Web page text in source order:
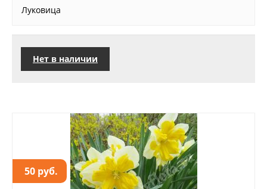
Луковица
Нет в наличии
50 руб.